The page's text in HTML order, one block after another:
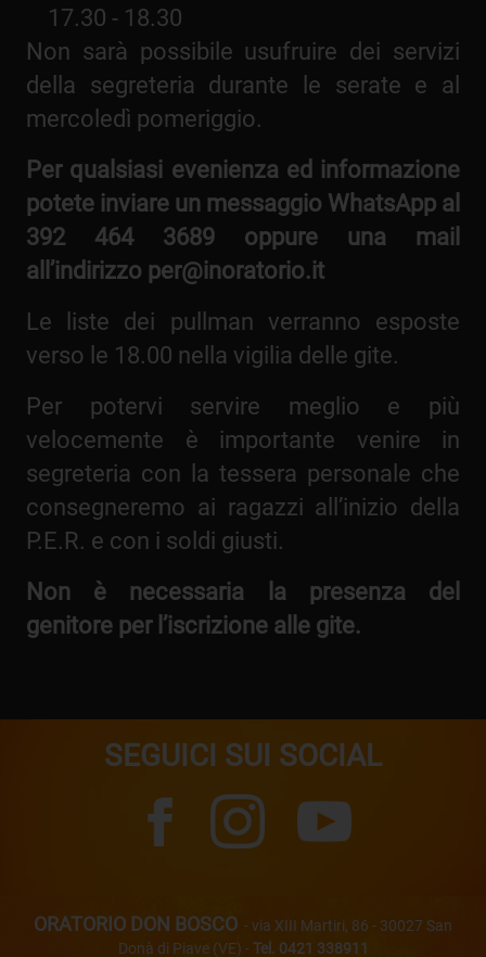
17.30 - 18.30
Non sarà possibile usufruire dei servizi
della segreteria durante le serate e al
mercoledì pomeriggio.
Per qualsiasi evenienza ed informazione
potete inviare un messaggio WhatsApp al
392 464 3689 oppure una mail
all’indirizzo per@inoratorio.it
Le liste dei pullman verranno esposte
verso le 18.00 nella vigilia delle gite.
Per potervi servire meglio e più
velocemente è importante venire in
segreteria con la tessera personale che
consegneremo ai ragazzi all’inizio della
P.E.R. e con i soldi giusti.
Non è necessaria la presenza del
genitore per l’iscrizione alle gite.
SEGUICI SUI SOCIAL
ORATORIO DON BOSCO - via XIII Martiri, 86 - 30027 San
Donà di Piave (VE) -Tel. 0421 338911